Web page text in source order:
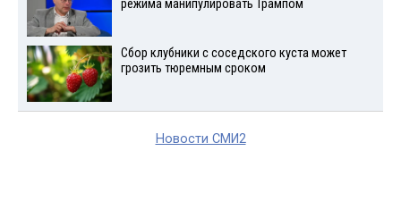
режима манипулировать Трампом
Сбор клубники с соседского куста может
грозить тюремным сроком
Новости СМИ2